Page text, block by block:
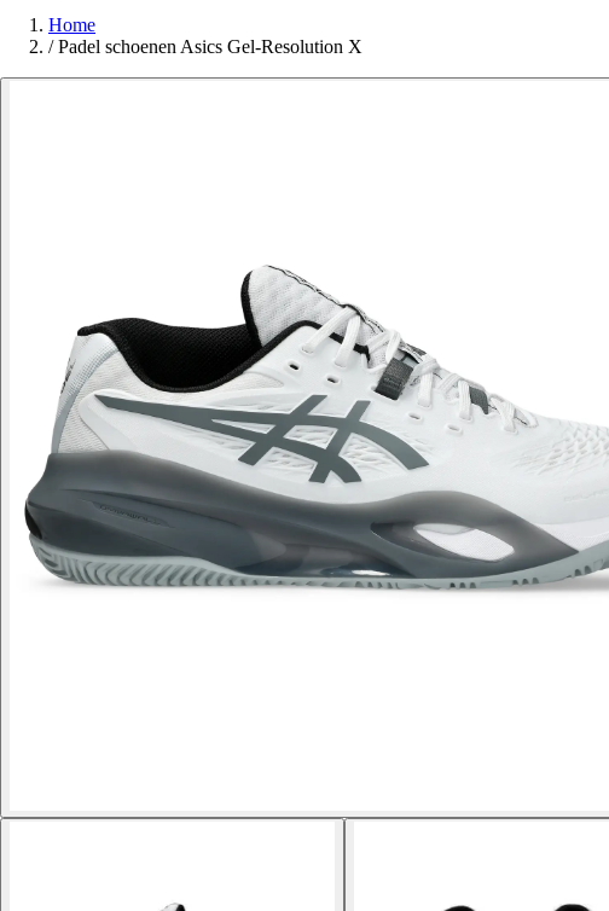
Home
/ Padel schoenen Asics Gel-Resolution X